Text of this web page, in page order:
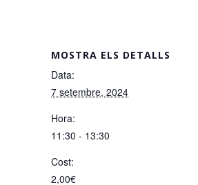
MOSTRA ELS DETALLS
Data:
7 setembre, 2024
Hora:
11:30 - 13:30
Cost:
2,00€